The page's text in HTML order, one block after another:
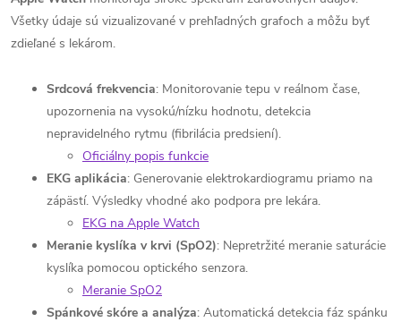
Všetky údaje sú vizualizované v prehľadných grafoch a môžu byť
zdieľané s lekárom.
Srdcová frekvencia: Monitorovanie tepu v reálnom čase,
upozornenia na vysokú/nízku hodnotu, detekcia
nepravidelného rytmu (fibrilácia predsiení).
Oficiálny popis funkcie
EKG aplikácia: Generovanie elektrokardiogramu priamo na
zápästí. Výsledky vhodné ako podpora pre lekára.
EKG na Apple Watch
Meranie kyslíka v krvi (SpO2): Nepretržité meranie saturácie
kyslíka pomocou optického senzora.
Meranie SpO2
Spánkové skóre a analýza: Automatická detekcia fáz spánku